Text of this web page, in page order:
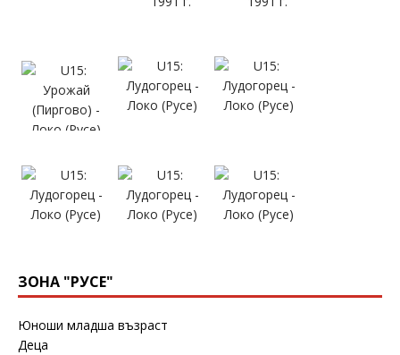
ЗОНА "РУСЕ"
Юноши младша възраст
Деца